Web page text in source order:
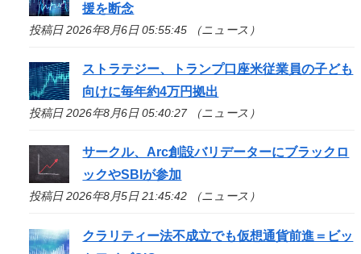
援を断念
投稿日 2026年8月6日 05:55:45 （ニュース）
ストラテジー、トランプ口座米従業員の子ども
向けに毎年約4万円拠出
投稿日 2026年8月6日 05:40:27 （ニュース）
サークル、Arc創設バリデーターにブラックロ
ックやSBIが参加
投稿日 2026年8月5日 21:45:42 （ニュース）
クラリティー法不成立でも仮想通貨前進＝ビッ